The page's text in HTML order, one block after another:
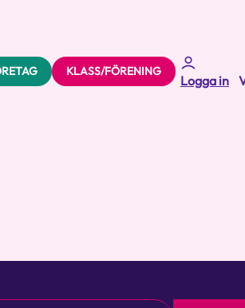
KLASS/FÖRENING
Logga in